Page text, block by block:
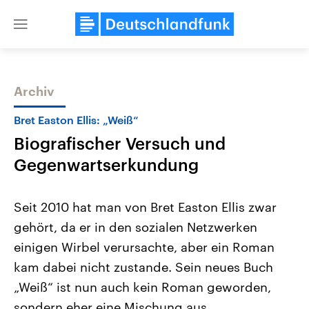
Close
Themen
USA
Aktuelle Beiträge, Analysen und
Hintergründe
Wirtschaftlich und militärisch
gehören die Vereinigten Staaten zu
den mächtigsten Ländern der Erde,
mit großem Einfluss auf das
Nahostkonflikt
Aktuelle Lage und
Der Überfall der
Terrororganisation Hamas
Oktober 2023 auf Israel
Region wieder die Gewalt
Israel möchte die Hamas
Archiv
Bret Easton Ellis: „Weiß“
Biografischer Versuch und
Gegenwartserkundung
Seit 2010 hat man von Bret Easton Ellis zwar
gehört, da er in den sozialen Netzwerken
einigen Wirbel verursachte, aber ein Roman
kam dabei nicht zustande. Sein neues Buch
„Weiß“ ist nun auch kein Roman geworden,